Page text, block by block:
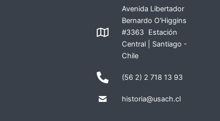
Avenida Libertador
Bernardo O'Higgins
#3363 Estación
Central | Santiago -
Chile
(56 2) 2 718 13 93
historia@usach.cl